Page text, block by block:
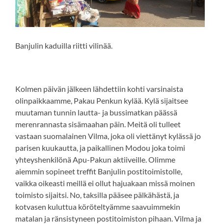
Banjulin kaduilla riitti vilinää.
Kolmen päivän jälkeen lähdettiin kohti varsinaista
olinpaikkaamme, Pakau Penkun kylää. Kylä sijaitsee
muutaman tunnin lautta- ja bussimatkan päässä
merenrannasta sisämaahan päin. Meitä oli tulleet
vastaan suomalainen Vilma, joka oli viettänyt kylässä jo
parisen kuukautta, ja paikallinen Modou joka toimi
yhteyshenkilönä Apu-Pakun aktiiveille. Olimme
aiemmin sopineet treffit Banjulin postitoimistolle,
vaikka oikeasti meillä ei ollut hajuakaan missä moinen
toimisto sijaitsi. No, taksilla pääsee pälkähästä, ja
kotvasen kuluttua köröteltyämme saavuimmekin
matalan ja ränsistyneen postitoimiston pihaan. Vilma ja